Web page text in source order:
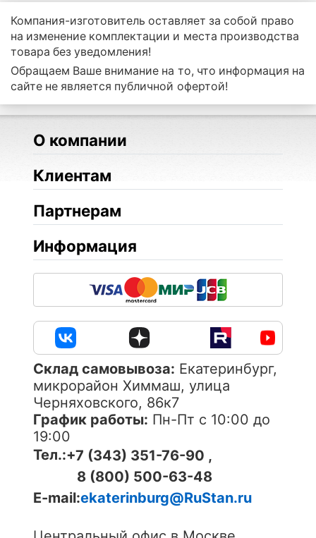
Компания-изготовитель оставляет за собой право
на изменение комплектации и места производства
товара без уведомления!
Обращаем Ваше внимание на то, что информация на
сайте не является публичной офертой!
О компании
Клиентам
Партнерам
Информация
Cклад самовывоза: Екатеринбург,
микрорайон Химмаш, улица
Черняховского, 86к7
График работы: Пн-Пт с 10:00 до
19:00
Тел.:+7 (343) 351-76-90 ,
8 (800) 500-63-48
E-mail:ekaterinburg@RuStan.ru